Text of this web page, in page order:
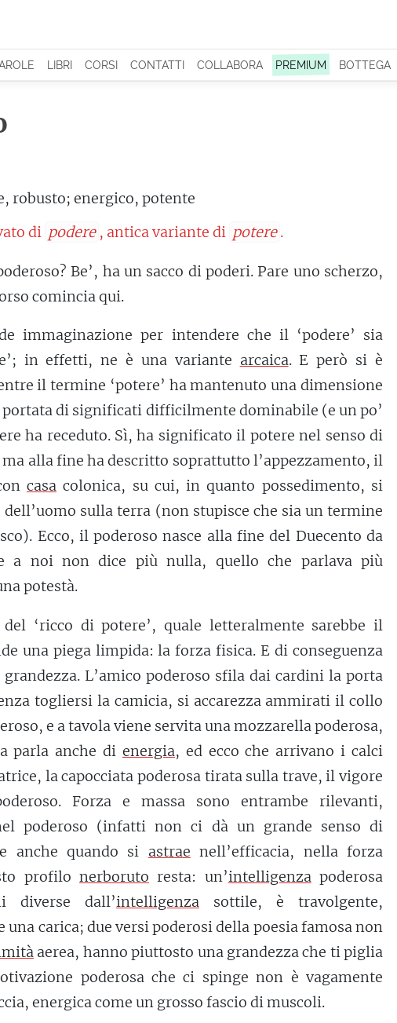
LIBRI CORSI CONTATTI COLLABORA PREMIUM BOTTEGA
robusto; energico, potente
di podere , antica variante di potere .
Be’, ha un sacco di poderi. Pare uno scherzo,
comincia qui.
immaginazione per intendere che il ‘podere’ sia
in effetti, ne è una variante arcaica. E però si è
il termine ‘potere’ ha mantenuto una dimensione
di significati difficilmente dominabile (e un po’
ha receduto. Sì, ha significato il potere nel senso di
alla fine ha descritto soprattutto l’appezzamento, il
casacolonica, su cui, in quanto possedimento, si
sulla terra (non stupisce che sia un termine
Ecco, il poderoso nasce alla fine del Duecento da
a noi non dice più nulla, quello che parlava più
potestà.
del ‘ricco di potere’, quale letteralmente sarebbe il
una piega limpida: la forza fisica. E di conseguenza
L’amico poderoso sfila dai cardini la porta
togliersi la camicia, si accarezza ammirati il collo
e a tavola viene servita una mozzarella poderosa,
parla anche di energia, ed ecco che arrivano i calci
la capocciata poderosa tirata sulla trave, il vigore
Forza e massa sono entrambe rilevanti,
poderoso (infatti non ci dà un grande senso di
anche quando si astrae nell’efficacia, nella forza
profilo nerboruto resta: un’intelligenzapoderosa
diverse dall’intelligenza sottile, è travolgente,
carica; due versi poderosi della poesia famosa non
aerea, hanno piuttosto una grandezza che ti piglia
poderosa che ci spinge non è vagamente
energica come un grosso fascio di muscoli.